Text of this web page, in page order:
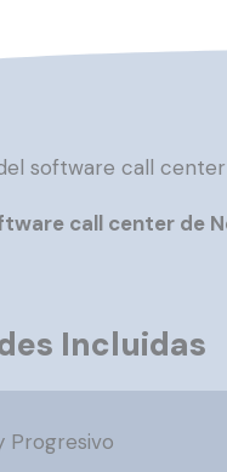
software call center
call center de
Incluidas
Progresivo